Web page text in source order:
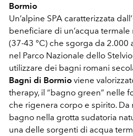
Bormio
Un’alpine SPA caratterizzata
beneficiare di un’acqua
(37-43 °C) che sgorga da 2.000
nel Parco Nazionale dello
utilizzare dei bagni romani
Bagni di Bormio viene
therapy, il “bagno green” nelle
che rigenera corpo e spirito.
bagno nella grotta sudatoria
una delle sorgenti di acqua